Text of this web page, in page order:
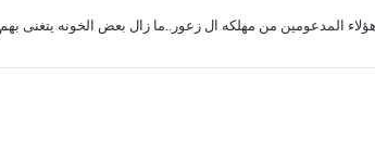
المدعومين من مهلكه ال زعور..ما زال بعض الخونه يتغنى بهم